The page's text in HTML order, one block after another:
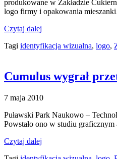
produkowane w Zakładzie
logo firmy i opakowania
Czytaj dalej
Tagi identyfikacja wizualna, logo,
Cumulus wygrał
7 maja 2010
Puławski Park Naukowo –
Powstało ono w studiu
Czytaj dalej